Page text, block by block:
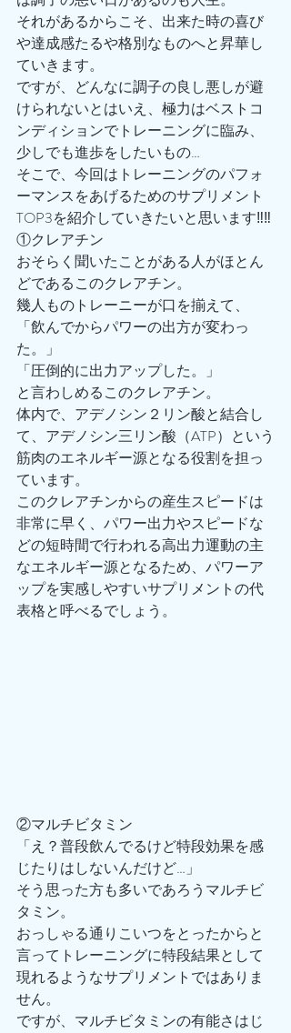
それがあるからこそ、出来た時の喜び
や達成感たるや格別なものへと昇華し
ていきます。
ですが、どんなに調子の良し悪しが避
けられないとはいえ、極力はベストコ
ンディションでトレーニングに臨み、
少しでも進歩をしたいもの…
そこで、今回はトレーニングのパフォ
ーマンスをあげるためのサプリメント
TOP3を紹介していきたいと思います‼️‼️
①クレアチン
おそらく聞いたことがある人がほとん
どであるこのクレアチン。
幾人ものトレーニーが口を揃えて、
「飲んでからパワーの出方が変わっ
た。」
「圧倒的に出力アップした。」
と言わしめるこのクレアチン。
体内で、アデノシン２リン酸と結合し
て、アデノシン三リン酸（ATP）という
筋肉のエネルギー源となる役割を担っ
ています。
このクレアチンからの産生スピードは
非常に早く、パワー出力やスピードな
どの短時間で行われる高出力運動の主
なエネルギー源となるため、パワーア
ップを実感しやすいサプリメントの代
表格と呼べるでしょう。
②マルチビタミン
「え？普段飲んでるけど特段効果を感
じたりはしないんだけど…」
そう思った方も多いであろうマルチビ
タミン。
おっしゃる通りこいつをとったからと
言ってトレーニングに特段結果として
現れるようなサプリメントではありま
せん。
ですが、マルチビタミンの有能さはじ